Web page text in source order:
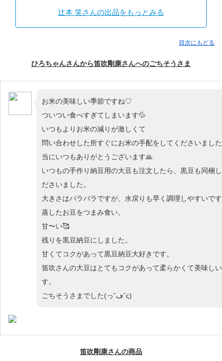
辻本 笑さんの出品をもっとみる
目次にもどる
ひろちゃんさんから笛吹剛康さんへのごちそうさま
お米の美味しい季節ですね♡
ついつい食べすぎてしまいます💦
いつもよりお米の減りが激しくて
問い合わせした所すぐにお米の手配をしてくださいまし
当にいつもありがとうございます🙏
いつもの手作り納豆用の大豆も注文したら、黒豆も同梱
ださいました。
大きさはバラバラですが、水戻りも早く調理しやすいで
蒸したお豆をつまみ食い。
甘〜い🥰
残りを黒豆納豆にしました。
甘くてコクがあって黒豆納豆大好きです。
笛吹さんの大豆はとてもコクがあって柔らかくて美味し
す。
ごちそうさまでした(っ˘ڡ˘ς)
笛吹剛康さんの商品